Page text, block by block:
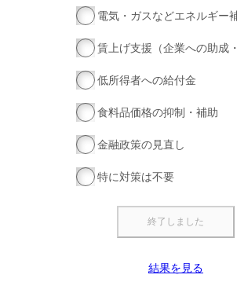
電気・ガスなどエネルギー
賃上げ支援（企業への助成
低所得者への給付金
食料品価格の抑制・補助
金融政策の見直し
特に対策は不要
結果を見る